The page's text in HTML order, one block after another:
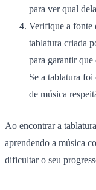
para ver qual
Verifique a fonte
tablatura criada
para garantir
Se a tablatura
de música
Ao encontrar a
aprendendo a música
dificultar o seu